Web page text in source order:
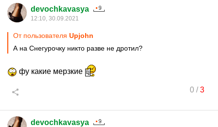
devochkavasya
12:10, 30.09.2021
От пользователя Upjohn
А на Снегурочку никто разве не дротил?
фу какие мерзкие
0/3
devochkavasya